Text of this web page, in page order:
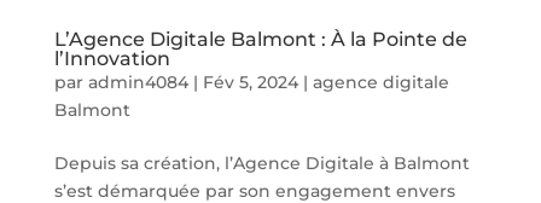
L’Agence Digitale Balmont : À la Pointe de
l’Innovation
par admin4084| Fév 5, 2024| agence digitale
Balmont
Depuis sa création, l’Agence Digitale à Balmont
s’est démarquée par son engagement envers